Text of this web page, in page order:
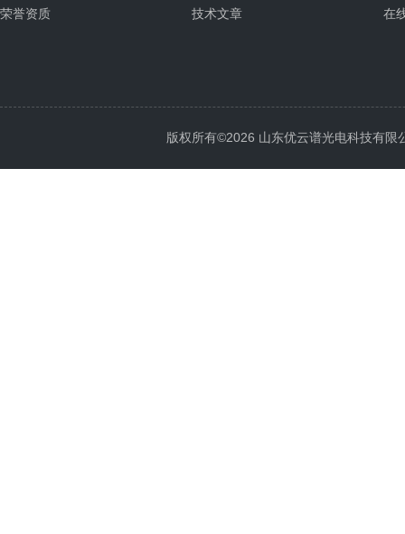
荣誉资质
技术文章
在
版权所有©2026 山东优云谱光电科技有